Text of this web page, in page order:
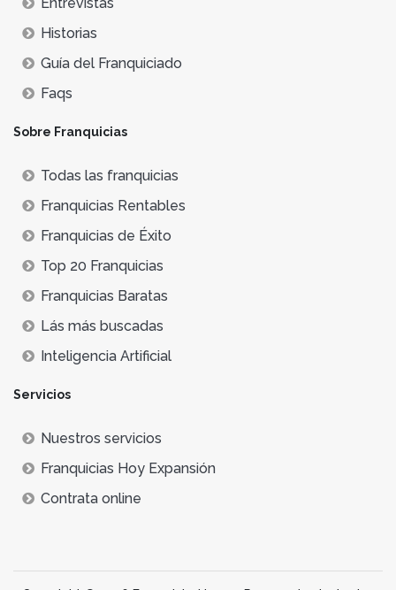
Historias
Guía del Franquiciado
Faqs
Sobre Franquicias
Todas las franquicias
Franquicias Rentables
Franquicias de Éxito
Top 20 Franquicias
Franquicias Baratas
Lás más buscadas
Inteligencia Artificial
Servicios
Nuestros servicios
Franquicias Hoy Expansión
Contrata online